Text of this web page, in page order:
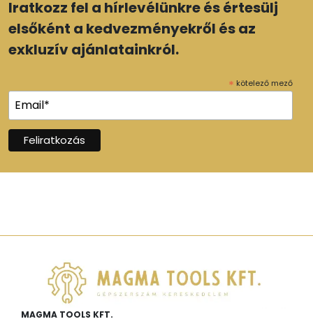
Iratkozz fel a hírlevélünkre és értesülj
elsőként a kedvezményekről és az
exkluzív ajánlatainkról.
* kötelező mező
MAGMA TOOLS KFT.